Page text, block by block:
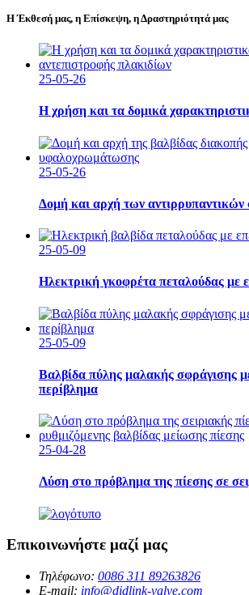
Η Έκθεσή μας, η Επίσκεψη, η Δραστηριότητά μας
25-05-26
Η χρήση και τα δομικά
25-05-26
Δομή και αρχή των
25-05-09
Ηλεκτρική γκοφρέτα πεταλούδας με
25-05-09
Βαλβίδα πύλης μαλακής σφράγισης
περίβλημα
25-04-28
Λύση στο πρόβλημα της πίεσης σε
Επικοινωνήστε μαζί μας
Τηλέφωνο: 0086 311 89263826
E-mail: info@didlink-valve.com